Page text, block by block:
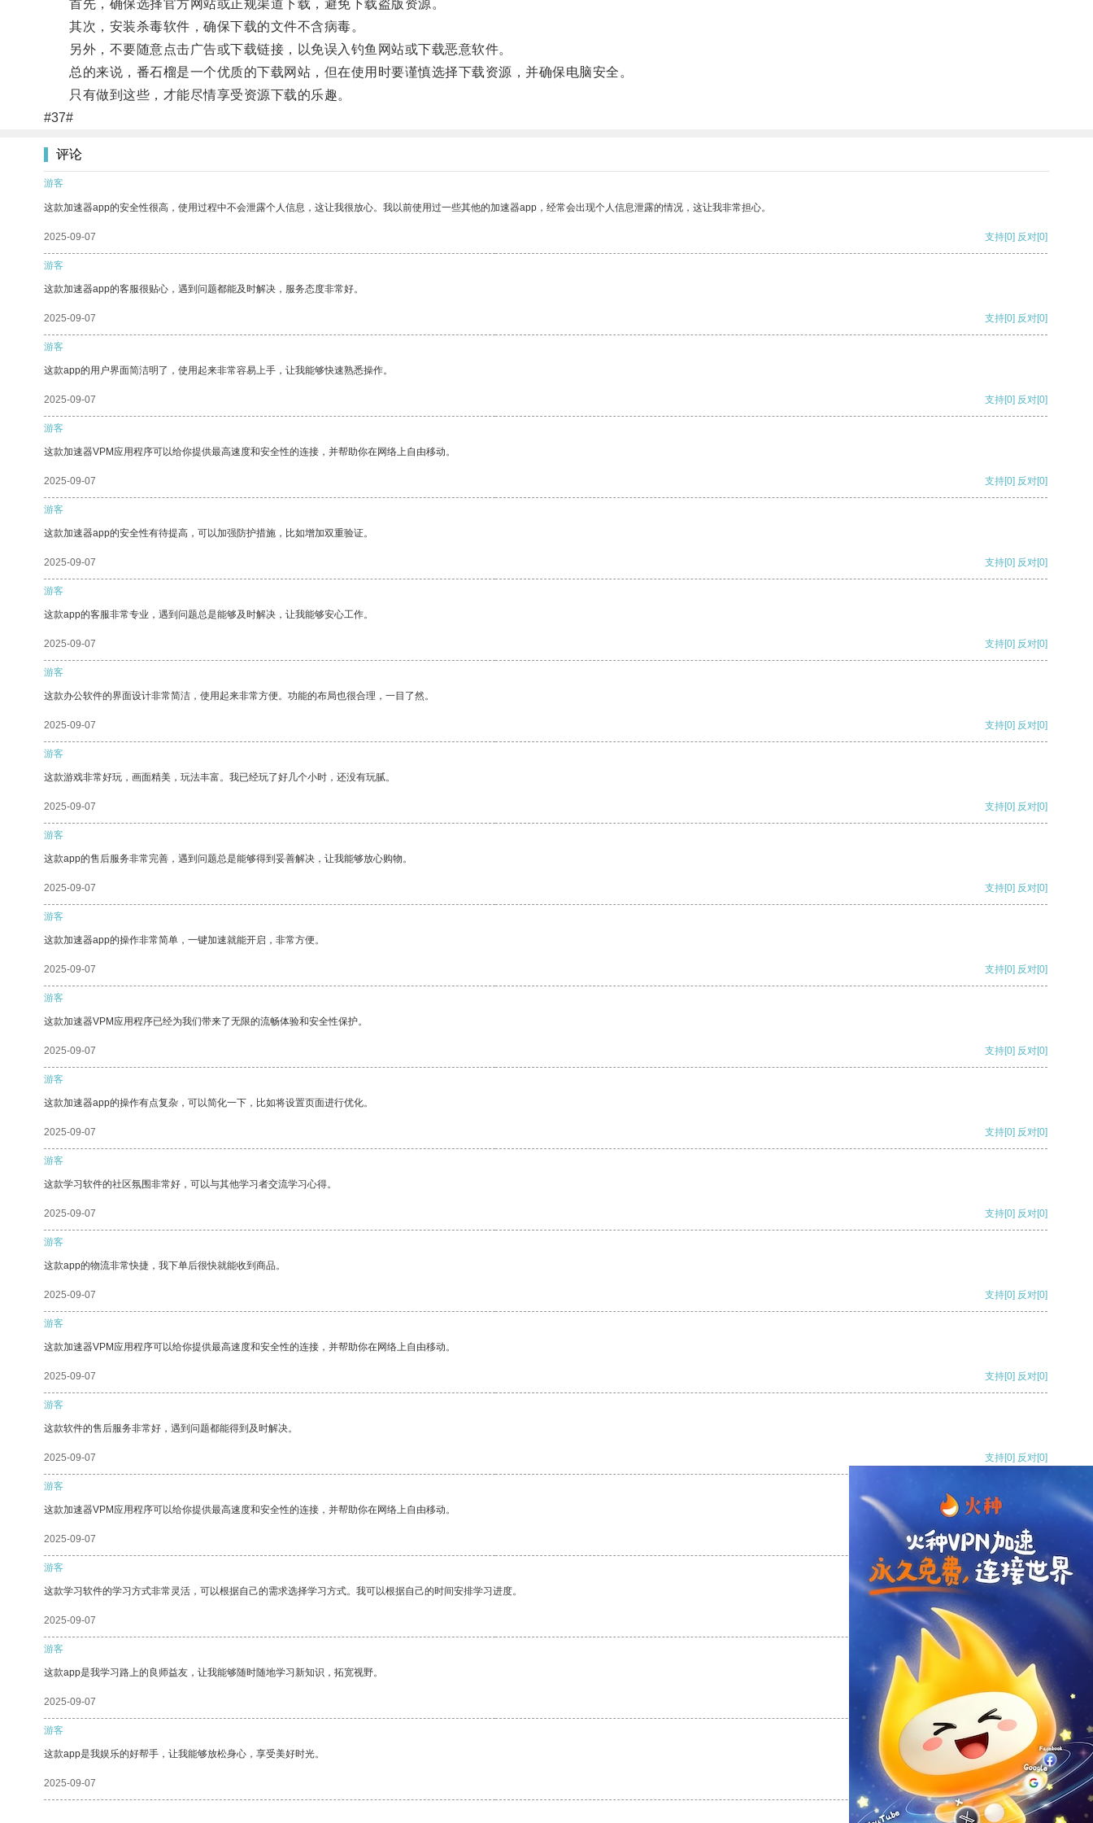
首先，确保选择官方网站或正规渠道下载，避免下载盗版资源。
其次，安装杀毒软件，确保下载的文件不含病毒。
另外，不要随意点击广告或下载链接，以免误入钓鱼网站或下载恶意软件。
总的来说，番石榴是一个优质的下载网站，但在使用时要谨慎选择下载资源，并确保电脑安全。
只有做到这些，才能尽情享受资源下载的乐趣。
#37#
评论
游客
这款加速器app的安全性很高，使用过程中不会泄露个人信息，这让我很放心。我以前使用过一些其他的加速器app，经常会出现个人信息泄露的情况，这让我非常担心。
2025-09-07 支持[0] 反对[0]
游客
这款加速器app的客服很贴心，遇到问题都能及时解决，服务态度非常好。
2025-09-07 支持[0] 反对[0]
游客
这款app的用户界面简洁明了，使用起来非常容易上手，让我能够快速熟悉操作。
2025-09-07 支持[0] 反对[0]
游客
这款加速器VPM应用程序可以给你提供最高速度和安全性的连接，并帮助你在网络上自由移动。
2025-09-07 支持[0] 反对[0]
游客
这款加速器app的安全性有待提高，可以加强防护措施，比如增加双重验证。
2025-09-07 支持[0] 反对[0]
游客
这款app的客服非常专业，遇到问题总是能够及时解决，让我能够安心工作。
2025-09-07 支持[0] 反对[0]
游客
这款办公软件的界面设计非常简洁，使用起来非常方便。功能的布局也很合理，一目了然。
2025-09-07 支持[0] 反对[0]
游客
这款游戏非常好玩，画面精美，玩法丰富。我已经玩了好几个小时，还没有玩腻。
2025-09-07 支持[0] 反对[0]
游客
这款app的售后服务非常完善，遇到问题总是能够得到妥善解决，让我能够放心购物。
2025-09-07 支持[0] 反对[0]
游客
这款加速器app的操作非常简单，一键加速就能开启，非常方便。
2025-09-07 支持[0] 反对[0]
游客
这款加速器VPM应用程序已经为我们带来了无限的流畅体验和安全性保护。
2025-09-07 支持[0] 反对[0]
游客
这款加速器app的操作有点复杂，可以简化一下，比如将设置页面进行优化。
2025-09-07 支持[0] 反对[0]
游客
这款学习软件的社区氛围非常好，可以与其他学习者交流学习心得。
2025-09-07 支持[0] 反对[0]
游客
这款app的物流非常快捷，我下单后很快就能收到商品。
2025-09-07 支持[0] 反对[0]
游客
这款加速器VPM应用程序可以给你提供最高速度和安全性的连接，并帮助你在网络上自由移动。
2025-09-07 支持[0] 反对[0]
游客
这款软件的售后服务非常好，遇到问题都能得到及时解决。
2025-09-07 支持[0] 反对[0]
游客
这款加速器VPM应用程序可以给你提供最高速度和安全性的连接，并帮助你在网络上自由移动。
2025-09-07 支持[0] 反对
游客
这款学习软件的学习方式非常灵活，可以根据自己的需求选择学习方式。我可以根据自己的时间安排学习进度。
2025-09-07 支持
游客
这款app是我学习路上的良师益友，让我能够随时随地学习新知识，拓宽视野。
2025-09-07 反对 [0]
游客
这款app是我娱乐的好帮手，让我能够放松身心，享受美好时光。
2025-09-07 支持[0] 反对[0]